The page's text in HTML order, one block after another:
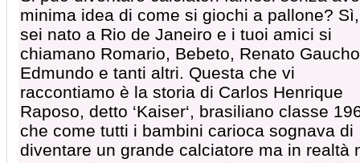
minima idea di come si giochi a pallone?
sei nato a Rio de Janeiro e i tuoi amici si
chiamano Romario, Bebeto, Renato
Edmundo e tanti altri. Questa che vi
raccontiamo è la storia di Carlos Henrique
Raposo, detto ‘Kaiser‘, brasiliano classe
che come tutti i bambini carioca sognava di
diventare un grande calciatore ma in realtà